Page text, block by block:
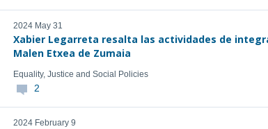
2024 May 31
Xabier Legarreta resalta las actividades de
Malen Etxea de Zumaia
Equality, Justice and Social Policies
2
2024 February 9